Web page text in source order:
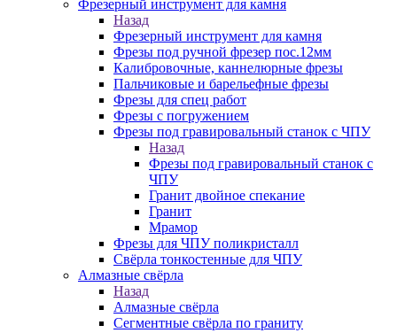
Фрезерный инструмент для камня
Назад
Фрезерный инструмент для камня
Фрезы под ручной фрезер пос.12мм
Калибровочные, каннелюрные фрезы
Пальчиковые и барельефные фрезы
Фрезы для спец работ
Фрезы с погружением
Фрезы под гравировальный станок с ЧПУ
Назад
Фрезы под гравировальный станок с
ЧПУ
Гранит двойное спекание
Гранит
Мрамор
Фрезы для ЧПУ поликристалл
Свёрла тонкостенные для ЧПУ
Алмазные свёрла
Назад
Алмазные свёрла
Сегментные свёрла по граниту